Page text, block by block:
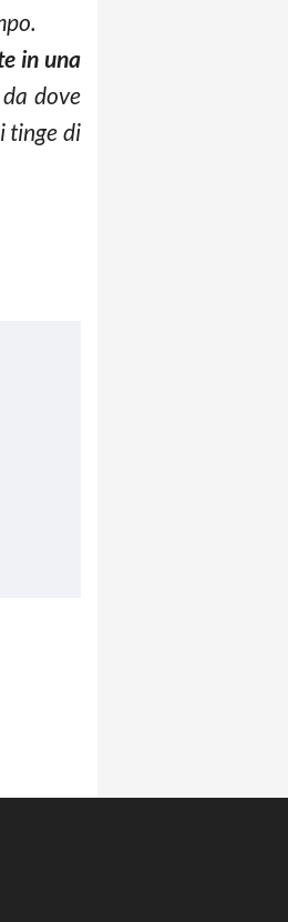
in una
dove
tinge di